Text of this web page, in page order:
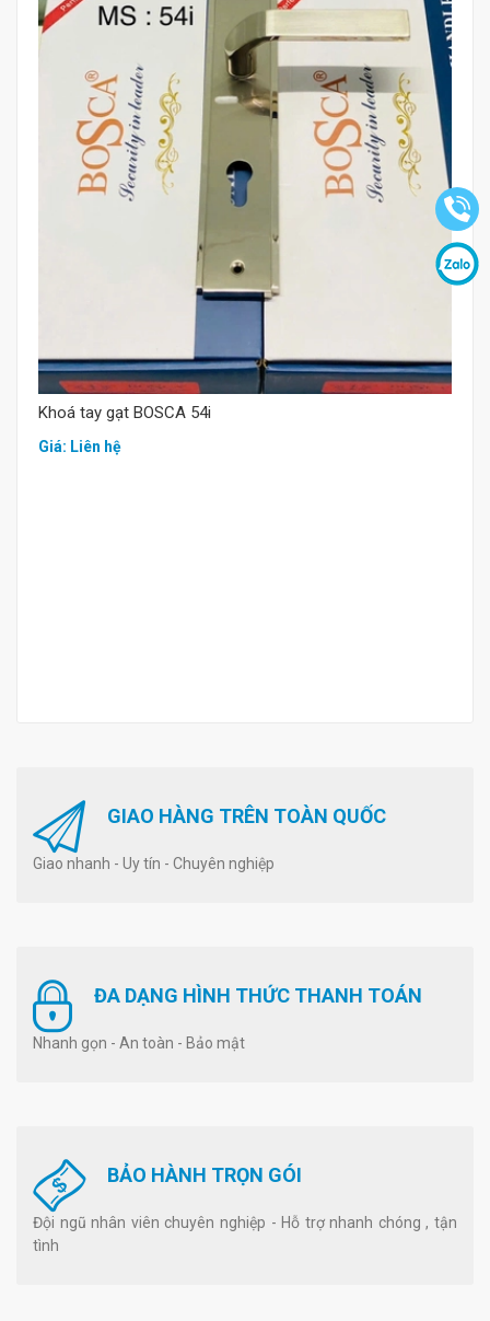
Mua hàng
Khoá tay gạt BOSCA 54i
Giá: Liên hệ
GIAO HÀNG TRÊN TOÀN QUỐC
Giao nhanh - Uy tín - Chuyên nghiệp
ĐA DẠNG HÌNH THỨC THANH TOÁN
Nhanh gọn - An toàn - Bảo mật
BẢO HÀNH TRỌN GÓI
Đội ngũ nhân viên chuyên nghiệp - Hỗ trợ nhanh chóng , tận
tình